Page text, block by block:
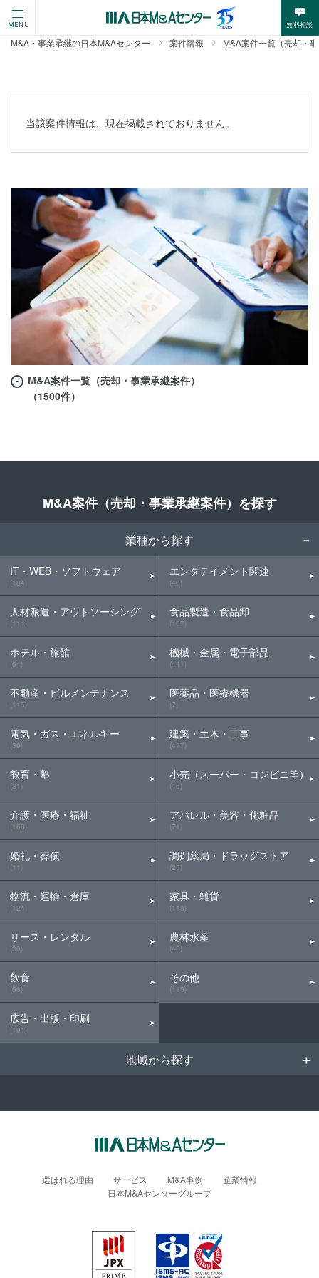
MENU 無料相談
M&A・事業承継の日本M&Aセンター 案件情報 M&A案件一覧（売却・
当該案件情報は、現在掲載されておりません。
M&A案件一覧（売却・事業承継案件）
（1500件）
M&A案件（売却・事業承継案件）を探す
業種から探す
IT・WEB・ソフトウェア
(184)
人材派遣・アウトソーシング
(111)
ホテル・旅館
(54)
不動産・ビルメンテナンス
(115)
電気・ガス・エネルギー
(39)
教育・塾
(31)
介護・医療・福祉
(168)
婚礼・葬儀
(11)
物流・運輸・倉庫
(124)
リース・レンタル
(30)
飲食
(56)
広告・出版・印刷
(101)
エンタテイメント関連
(40)
食品製造・食品卸
(107)
機械・金属・電子部品
(441)
医薬品・医療機器
(7)
建築・土木・工事
(477)
小売（スーパー・コンビニ等）
(45)
アパレル・美容・化粧品
(71)
調剤薬局・ドラッグストア
(25)
家具・雑貨
(118)
農林水産
(43)
その他
(115)
地域から探す
選ばれる理由 サービス M&A事例
企業情報
日本M&Aセンターグループ